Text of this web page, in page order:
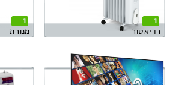
1
רדיאטור
1
מנורת